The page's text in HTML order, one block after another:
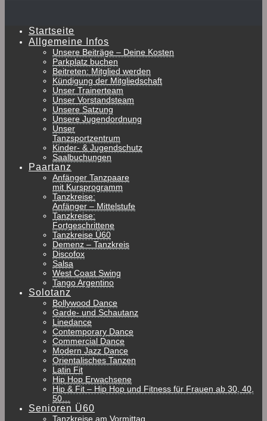
Startseite
Allgemeine Infos
Unsere Beiträge – Deine Kosten
Parkplatz buchen
Beitreten: Mitglied werden
Kündigung der Mitgliedschaft
Unser Trainerteam
Unser Vorstandsteam
Unsere Satzung
Unsere Jugendordnung
Unser
Tanzsportzentrum
Kinder- & Jugendschutz
Saalbuchungen
Paartanz
Anfänger Tanzpaare
mit Kursprogramm
Tanzkreise:
Anfänger – Mittelstufe
Tanzkreise:
Fortgeschrittene
Tanzkreise Ü60
Demenz – Tanzkreis
Discofox
Salsa
West Coast Swing
Tango Argentino
Solotanz
Bollywood Dance
Garde- und Schautanz
Linedance
Contemporary Dance
Commercial Dance
Modern Jazz Dance
Orientalisches Tanzen
Latin Fit
Hip Hop Erwachsene
Hip & Fit – Hip Hop und Fitness für Frauen ab 30, 40,
50…
Senioren Ü60
Tanzkreise am Vormittag